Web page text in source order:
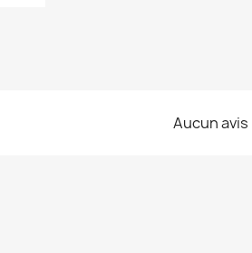
Aucun